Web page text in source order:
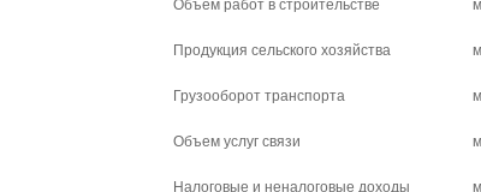
Объем работ в строительстве
Продукция сельского хозяйства
Грузооборот транспорта
Объем услуг связи
Налоговые и неналоговые доходы